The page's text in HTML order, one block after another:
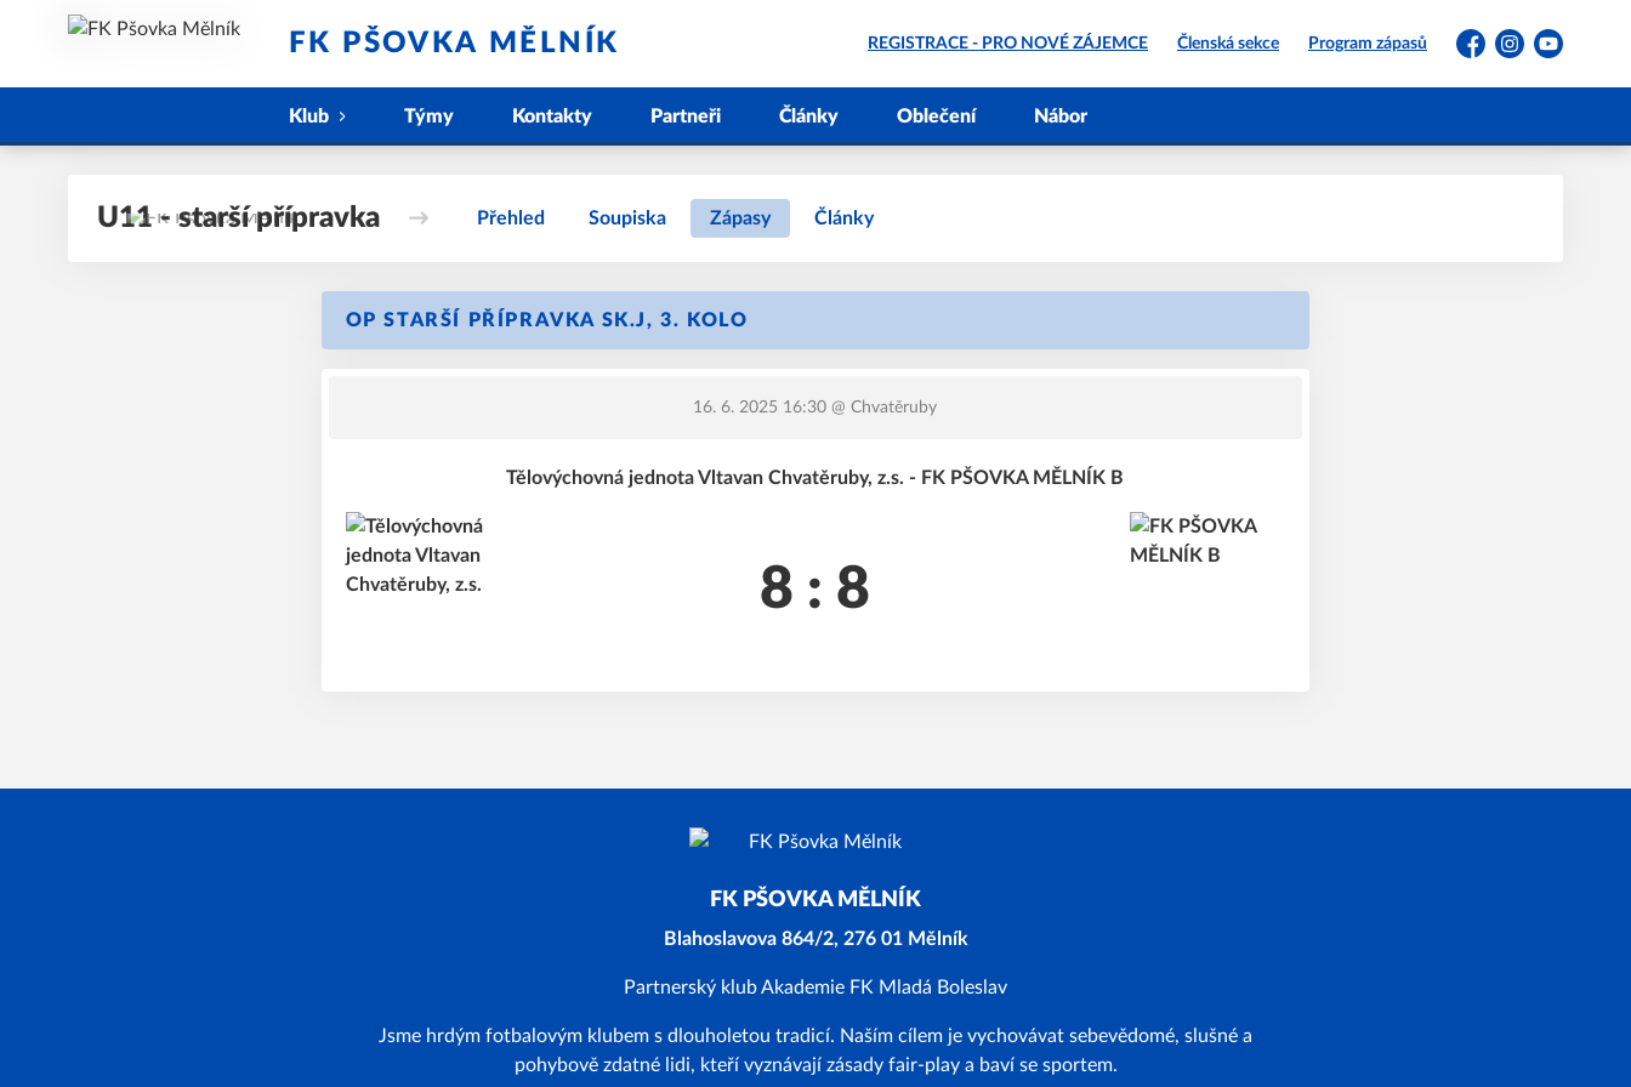
FK PŠOVKA MĚLNÍK REGISTRACE - PRO NOVÉ ZÁJEMCE Členská sekce Program zápasů
FacebookInstagramYouTube
Klub Týmy Kontakty Partneři Články Oblečení Nábor
U11 - starší přípravka Přehled Soupiska Zápasy Články
OP STARŠÍ PŘÍPRAVKA SK.J, 3. KOLO
16. 6. 2025 16:30 @ Chvatěruby
Tělovýchovná jednota Vltavan Chvatěruby, z.s. - FK PŠOVKA MĚLNÍK B
8 : 8
FK PŠOVKA MĚLNÍK
Blahoslavova 864/2, 276 01 Mělník
Partnerský klub Akademie FK Mladá Boleslav
Jsme hrdým fotbalovým klubem s dlouholetou tradicí. Naším cílem je vychovávat sebevědomé, slušné a
pohybově zdatné lidi, kteří vyznávají zásady fair-play a baví se sportem.